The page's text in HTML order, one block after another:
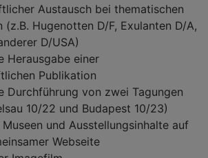
Austausch bei thematischen
(z.B. Hugenotten D/F, Exulanten D/A,
D/USA)
Herausgabe einer
Publikation
Durchführung von zwei Tagungen
10/22 und Budapest 10/23)
und Ausstellungsinhalte auf
Webseite